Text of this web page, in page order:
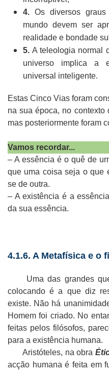
4. Os diversos
mundo devem ser
realidade e bondade
5. A teleologia normal
universo implica a
universal inteligente.
Estas Cinco Vias foram
na sua época, no contexto
mas posteriormente foram
Vamos recordar...
– A essência é o quê de
que uma coisa seja o que
se de outra.
– A existência é a
da sua essência.
4.1.6. A Metafísica e o
Uma das grandes
colocando é a que diz
existe. Não há
Homem foi criado. No
feitas pelos filósofos,
para a existência humana.
Aristóteles, na obra
acção humana é feita em